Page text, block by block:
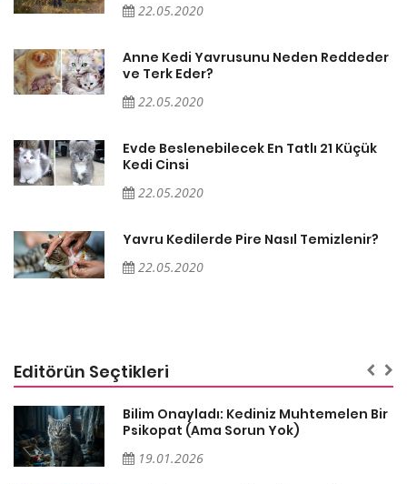
22.05.2020
Anne Kedi Yavrusunu Neden Reddeder
ve Terk Eder?
22.05.2020
Evde Beslenebilecek En Tatlı 21 Küçük
Kedi Cinsi
22.05.2020
Yavru Kedilerde Pire Nasıl Temizlenir?
22.05.2020
Editörün Seçtikleri
Bilim Onayladı: Kediniz Muhtemelen Bir
Psikopat (Ama Sorun Yok)
19.01.2026